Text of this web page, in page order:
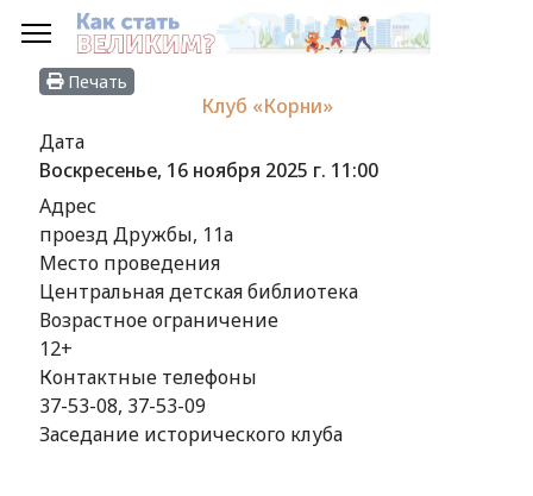
Печать
Клуб «Корни»
Дата
Воскресенье, 16 ноября 2025 г. 11:00
Адрес
проезд Дружбы, 11а
Место проведения
Центральная детская библиотека
Возрастное ограничение
12+
Контактные телефоны
37-53-08, 37-53-09
Заседание исторического клуба